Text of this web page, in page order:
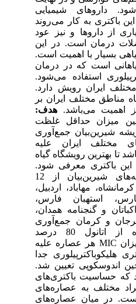
شیمیایی
به کار می‌روند
داروها و نیز عود
درمان است. در این
بسیار با اهمیت است.
است که در درمان
استفاده می‌شود.
ایران رویش دارد.
مناطق مختلف ایران بر
می‌باشد.هدف:
میزان حداقل غلظت
شیرین‌بیان جمع‌آوری
ایران علیه
بهترین رویشگاه گیاه
باکتری معرفی شود.
ریشه‌های شیرین‌بیان از 12
مهاباد، اردبیل،
استهبان فارس،
و گنجنامه همدان،
و کرمان جمع‌آوری
شدند و با استفاده از اتانول 80 درصد
عصاره‌گیری شدند. میزان MIC هر عصاره علیه
جدا
تعیین شد.
حساسیت باکتری‌های
مختلف به عصاره‌های
در میان عصاره‌های